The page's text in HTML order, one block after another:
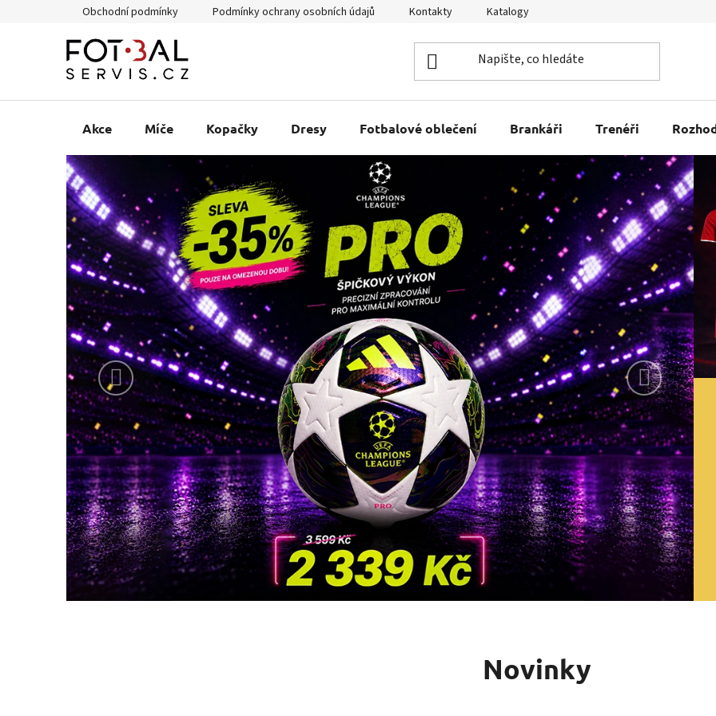
Obchodní podmínky Podmínky ochrany osobních údajů Kontakty Katalogy
Akce Míče Kopačky Dresy Fotbalové oblečení Brankáři Trenéři
Předchozí
Novinky